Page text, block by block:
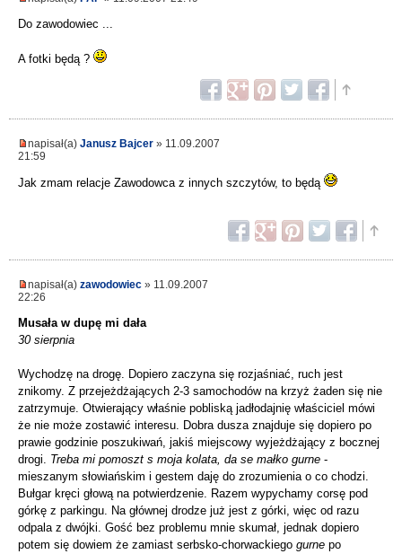
Do zawodowiec ...
A fotki będą ?
napisał(a) Janusz Bajcer » 11.09.2007
21:59
Jak zmam relacje Zawodowca z innych szczytów, to będą
napisał(a) zawodowiec » 11.09.2007
22:26
Musała w dupę mi dała
30 sierpnia
Wychodzę na drogę. Dopiero zaczyna się rozjaśniać, ruch jest
znikomy. Z przejeżdżających 2-3 samochodów na krzyż żaden się nie
zatrzymuje. Otwierający właśnie pobliską jadłodajnię właściciel mówi
że nie może zostawić interesu. Dobra dusza znajduje się dopiero po
prawie godzinie poszukiwań, jakiś miejscowy wyjeżdżający z bocznej
drogi. Treba mi pomoszt s moja kolata, da se małko gurne -
mieszanym słowiańskim i gestem daję do zrozumienia o co chodzi.
Bułgar kręci głową na potwierdzenie. Razem wypychamy corsę pod
górkę z parkingu. Na głównej drodze już jest z górki, więc od razu
odpala z dwójki. Gość bez problemu mnie skumał, jednak dopiero
potem się dowiem że zamiast serbsko-chorwackiego gurne po